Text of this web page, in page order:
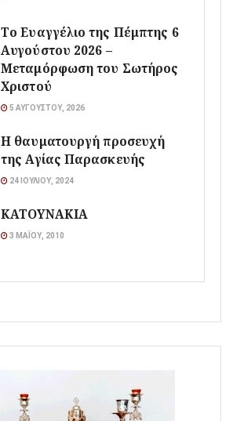
Το Ευαγγέλιο της Πέμπτης 6
Αυγούστου 2026 –
Μεταμόρφωση του Σωτήρος
Χριστού
5 ΑΥΓΟΎΣΤΟΥ, 2026
Η θαυματουργή προσευχή
της Αγίας Παρασκευής
24 ΙΟΥΛΊΟΥ, 2024
ΚΑΤΟΥΝΑΚΙΑ
3 ΜΑΪ́ΟΥ, 2010